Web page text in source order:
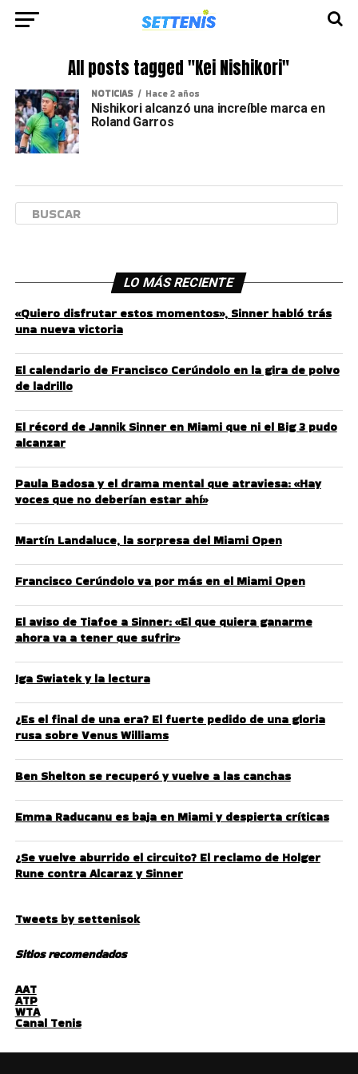
All posts tagged "Kei Nishikori"
NOTICIAS Hace 2 años
Nishikori alcanzó una increíble marca en
Roland Garros
LO MÁS RECIENTE
«Quiero disfrutar estos momentos», Sinner habló trás
una nueva victoria
El calendario de Francisco Cerúndolo en la gira de polvo
de ladrillo
El récord de Jannik Sinner en Miami que ni el Big 3 pudo
alcanzar
Paula Badosa y el drama mental que atraviesa: «Hay
voces que no deberían estar ahí»
Martín Landaluce, la sorpresa del Miami Open
Francisco Cerúndolo va por más en el Miami Open
El aviso de Tiafoe a Sinner: «El que quiera ganarme
ahora va a tener que sufrir»
Iga Swiatek y la lectura
¿Es el final de una era? El fuerte pedido de una gloria
rusa sobre Venus Williams
Ben Shelton se recuperó y vuelve a las canchas
Emma Raducanu es baja en Miami y despierta críticas
¿Se vuelve aburrido el circuito? El reclamo de Holger
Rune contra Alcaraz y Sinner
Tweets by settenisok
Sitios recomendados
AAT
ATP
WTA
Canal Tenis